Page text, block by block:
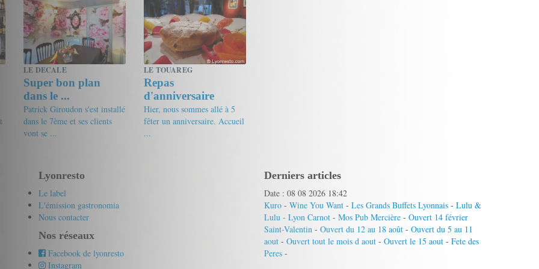
LE DECALE
Super bon plan
dans le ...
Patrick Giroudon s'est installé
dans le 7ème et ses clients
vont se ...
LE TOUAREG
Repas
d'anniversaire
Hier, nous sommes allé à 5
fêter un anniversaire. Accueil
...
Lyonresto
Le label
L'émission gastronomia
Nous contacter
Nos réseaux
Facebook de lyonresto
Instagram
Derniers articles
Date : 08 08 2026 18:42
Kuro - Wine You Want - Les Grands Buffets Lyonnais - Lulu &
Lulu - Lyon Carnot - Mos Pub Mercière - Ouvert 14 février
Saint-Valentin - Ouvert du 12 au 18 août - Ouvert du 5 au 11
aout - Ouvert tout le mois d aout - Ouvert le 15 aout - Fete des
Peres -